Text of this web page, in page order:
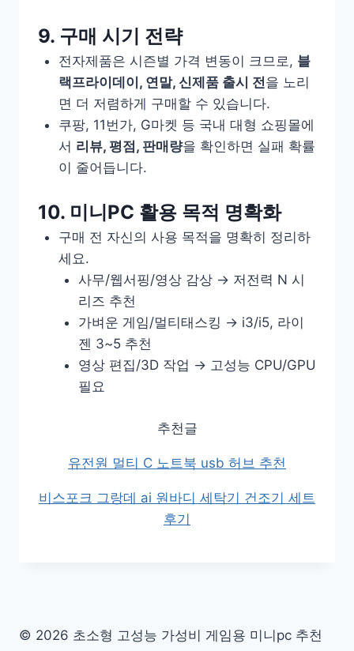
9. 구매 시기 전략
전자제품은 시즌별 가격 변동이 크므로, 블
랙프라이데이, 연말, 신제품 출시 전을 노리
면 더 저렴하게 구매할 수 있습니다.
쿠팡, 11번가, G마켓 등 국내 대형 쇼핑몰에
서 리뷰, 평점, 판매량을 확인하면 실패 확률
이 줄어듭니다.
10. 미니PC 활용 목적 명확화
구매 전 자신의 사용 목적을 명확히 정리하
세요.
사무/웹서핑/영상 감상 → 저전력 N 시
리즈 추천
가벼운 게임/멀티태스킹 → i3/i5, 라이
젠 3~5 추천
영상 편집/3D 작업 → 고성능 CPU/GPU
필요
추천글
유전원 멀티 C 노트북 usb 허브 추천
비스포크 그랑데 ai 원바디 세탁기 건조기 세트
후기
© 2026 초소형 고성능 가성비 게임용 미니pc 추천